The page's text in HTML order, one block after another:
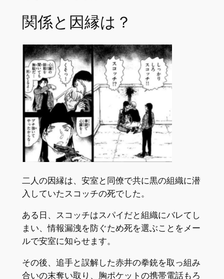
関係と因縁は？
二人の因縁は、安室と同僚で共に黒の組織に潜
入していたスコッチの死でした。
ある日、スコッチはスパイだと組織にバレてし
まい、情報漏洩を防ぐため死を選ぶことをメー
ルで安室に知らせます。
その後、追手と誤解した赤井の拳銃を取っ組み
合いの末奪い取り、胸ポケットの携帯電話もろ